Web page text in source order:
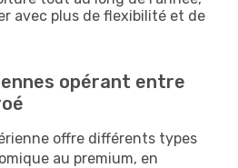
avec plus de flexibilité et de
opérant entre
offre différents types
au premium, en